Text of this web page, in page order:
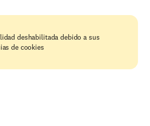
deshabilitada debido a sus
de cookies